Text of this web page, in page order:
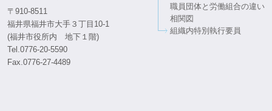
〒910-8511
福井県福井市大手３丁目10-1
(福井市役所内 地下１階)
Tel.0776-20-5590
Fax.0776-27-4489
職員団体と労働組合の違い
相関図
組織内特別執行要員